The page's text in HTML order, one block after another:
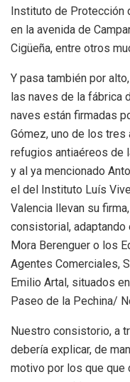
Instituto de Protección
en la avenida de
Cigüeña, entre otros
Y pasa también por
las naves de la fábrica
naves están firmadas
Gómez, uno de los
refugios antiaéreos de
y al ya mencionado
el del Instituto Luís
Valencia llevan su
consistorial,
Mora Berenguer o los
Agentes Comerciales,
Emilio Artal, situados
Paseo de la Pechina/
Nuestro consistorio, a
debería explicar, de
motivo por los que que